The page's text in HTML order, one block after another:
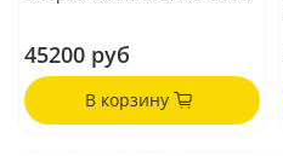
45200 руб
В корзину